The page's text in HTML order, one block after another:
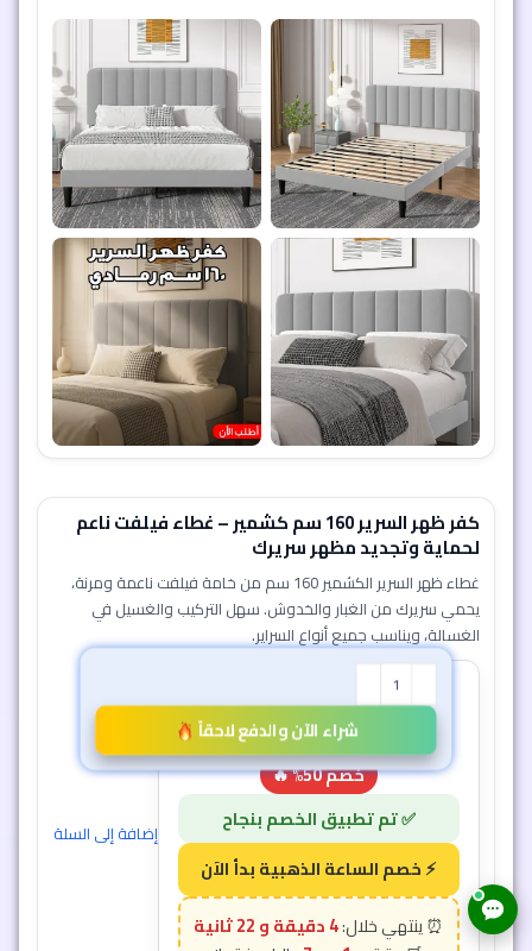
كفر ظهر السرير 160 سم كشمير – غطاء فيلفت ناعم
لحماية وتجديد مظهر سريرك
غطاء ظهر السرير الكشمير 160 سم من خامة فيلفت ناعمة ومرنة،
يحمي سريرك من الغبار والخدوش. سهل التركيب والغسيل في
الغسالة، ويناسب جميع أنواع السراير.
784ج.م
خصم 50% 🔥
4 دقيقة و 19 ثانية
إضافة إلى السلة
شراء الآن والدفع لاحقاً